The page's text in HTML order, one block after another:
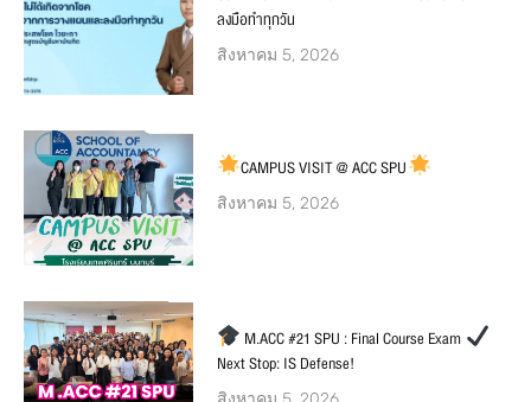
ลงมือทำทุกวัน
สิงหาคม 5, 2026
CAMPUS VISIT @ ACC SPU
สิงหาคม 5, 2026
M.ACC #21 SPU : Final Course Exam
Next Stop: IS Defense!